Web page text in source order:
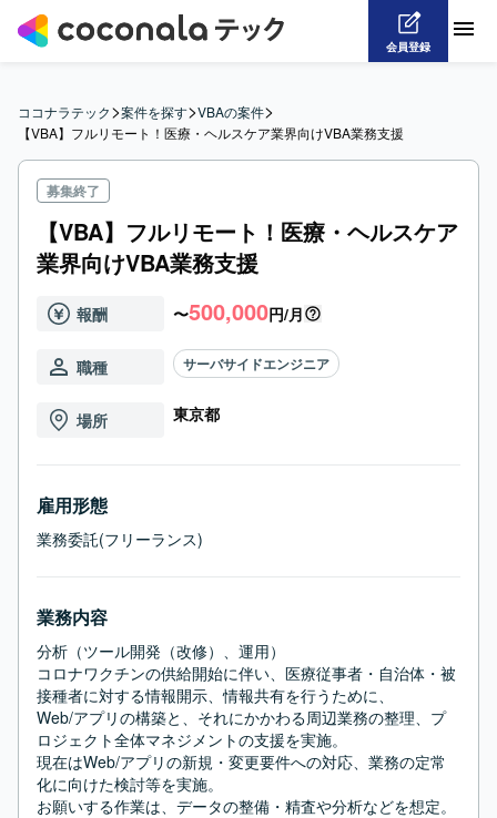
会員登録
ココナラテック>案件を探す>VBAの案件>
【VBA】フルリモート！医療・ヘルスケア業界向けVBA業務支援
募集終了
【VBA】フルリモート！医療・ヘルスケア
業界向けVBA業務支援
報酬 〜500,000円/月
職種 サーバサイドエンジニア
場所 東京都
雇用形態
業務委託(フリーランス)
業務内容
分析（ツール開発（改修）、運用）
コロナワクチンの供給開始に伴い、医療従事者・自治体・被
接種者に対する情報開示、情報共有を行うために、
Web/アプリの構築と、それにかかわる周辺業務の整理、プ
ロジェクト全体マネジメントの支援を実施。
現在はWeb/アプリの新規・変更要件への対応、業務の定常
化に向けた検討等を実施。
お願いする作業は、データの整備・精査や分析などを想定。